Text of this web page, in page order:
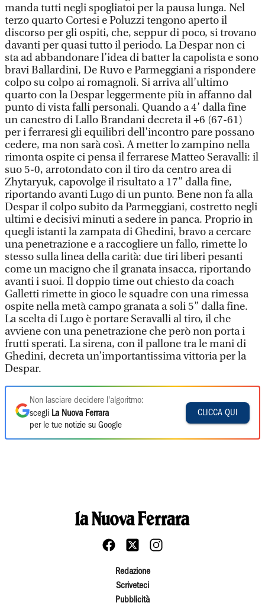
manda tutti negli spogliatoi per la pausa lunga. Nel
terzo quarto Cortesi e Poluzzi tengono aperto il
discorso per gli ospiti, che, seppur di poco, si trovano
davanti per quasi tutto il periodo. La Despar non ci
sta ad abbandonare l’idea di batter la capolista e sono
bravi Ballardini, De Ruvo e Parmeggiani a rispondere
colpo su colpo ai romagnoli. Si arriva all’ultimo
quarto con la Despar leggermente più in affanno dal
punto di vista falli personali. Quando a 4’ dalla fine
un canestro di Lallo Brandani decreta il +6 (67-61)
per i ferraresi gli equilibri dell’incontro pare possano
cedere, ma non sarà così. A metter lo zampino nella
rimonta ospite ci pensa il ferrarese Matteo Seravalli: il
suo 5-0, arrotondato con il tiro da centro area di
Zhytaryuk, capovolge il risultato a 17” dalla fine,
riportando avanti Lugo di un punto. Bene non fa alla
Despar il colpo subito da Parmeggiani, costretto negli
ultimi e decisivi minuti a sedere in panca. Proprio in
quegli istanti la zampata di Ghedini, bravo a cercare
una penetrazione e a raccogliere un fallo, rimette lo
stesso sulla linea della carità: due tiri liberi pesanti
come un macigno che il granata insacca, riportando
avanti i suoi. Il doppio time out chiesto da coach
Galletti rimette in gioco le squadre con una rimessa
ospite nella metà campo granata a soli 5” dalla fine.
La scelta di Lugo è portare Seravalli al tiro, il che
avviene con una penetrazione che però non porta i
frutti sperati. La sirena, con il pallone tra le mani di
Ghedini, decreta un’importantissima vittoria per la
Despar.
Non lasciare decidere l'algoritmo:
scegli La Nuova Ferrara
per le tue notizie su Google
CLICCA QUI
Redazione
Scriveteci
Pubblicità